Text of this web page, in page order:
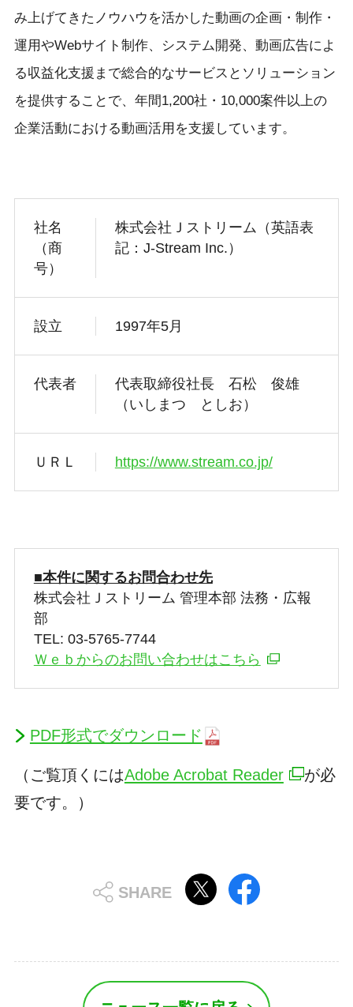
み上げてきたノウハウを活かした動画の企画・制作・
運用やWebサイト制作、システム開発、動画広告によ
る収益化支援まで総合的なサービスとソリューション
を提供することで、年間1,200社・10,000案件以上の
企業活動における動画活用を支援しています。
社名
（商
号）
株式会社Ｊストリーム（英語表
記：J-Stream Inc.）
設立 1997年5月
代表者
代表取締役社長 石松 俊雄
（いしまつ としお）
ＵＲＬ https://www.stream.co.jp/
■本件に関するお問合わせ先
株式会社Ｊストリーム 管理本部 法務・広報
部
TEL: 03-5765-7744
Ｗｅｂからのお問い合わせはこちら
PDF形式でダウンロード
（ご覧頂くにはAdobe Acrobat Reader
が必
要です。）